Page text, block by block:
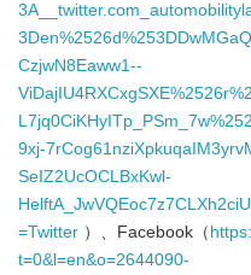
CzjwN8Eaww1--
9xj-
SeIZ2UcOCLBxKwl-
=Twitter ）、Facebook（
t=0&l=en&o=2644090-